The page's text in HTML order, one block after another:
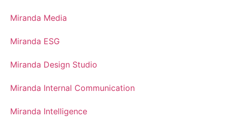
Miranda Media
Miranda ESG
Miranda Design Studio
Miranda Internal Communication
Miranda Intelligence